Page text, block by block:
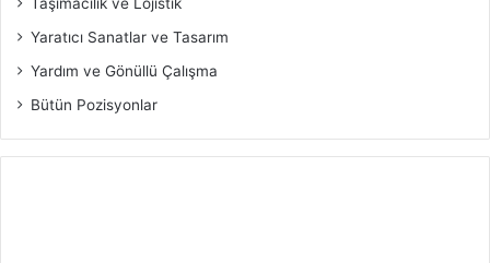
Yaratıcı Sanatlar ve Tasarım
Yardım ve Gönüllü Çalışma
Bütün Pozisyonlar